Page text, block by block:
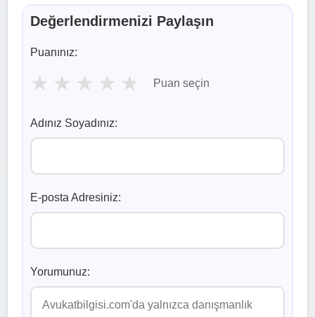
Değerlendirmenizi Paylaşın
Puanınız:
★ ★ ★ ★ ★ Puan seçin
Adınız Soyadınız:
E-posta Adresiniz:
Yorumunuz: